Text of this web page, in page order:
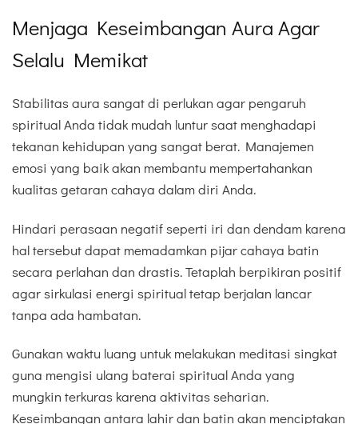
Menjaga Keseimbangan Aura Agar
Selalu Memikat
Stabilitas aura sangat di perlukan agar pengaruh
spiritual Anda tidak mudah luntur saat menghadapi
tekanan kehidupan yang sangat berat. Manajemen
emosi yang baik akan membantu mempertahankan
kualitas getaran cahaya dalam diri Anda.
Hindari perasaan negatif seperti iri dan dendam karena
hal tersebut dapat memadamkan pijar cahaya batin
secara perlahan dan drastis. Tetaplah berpikiran positif
agar sirkulasi energi spiritual tetap berjalan lancar
tanpa ada hambatan.
Gunakan waktu luang untuk melakukan meditasi singkat
guna mengisi ulang baterai spiritual Anda yang
mungkin terkuras karena aktivitas seharian.
Keseimbangan antara lahir dan batin akan menciptakan